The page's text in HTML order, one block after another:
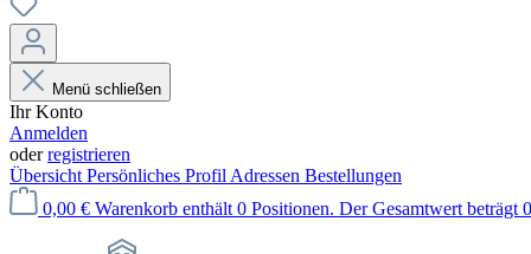
Menü schließen
Ihr Konto
Anmelden
oderregistrieren
Übersicht Persönliches Profil Adressen Bestellungen
0,00 € Warenkorb enthält 0 Positionen. Der Gesamtwert beträgt